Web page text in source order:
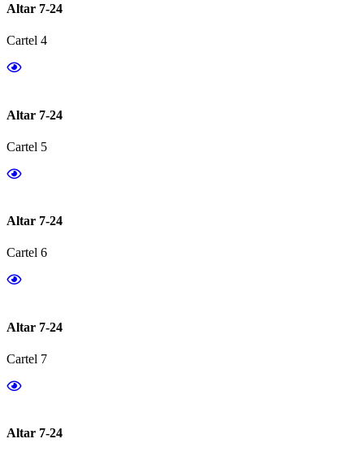
Altar 7-24
Cartel 4
Altar 7-24
Cartel 5
Altar 7-24
Cartel 6
Altar 7-24
Cartel 7
Altar 7-24